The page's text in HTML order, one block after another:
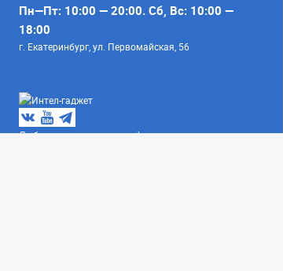
Пн—Пт: 10:00 — 20:00. Сб, Вс: 10:00 —
18:00
г. Екатеринбург, ул. Первомайская, 56
Любое несоответствие информации о продукте на